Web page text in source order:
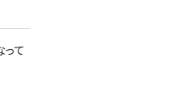
て